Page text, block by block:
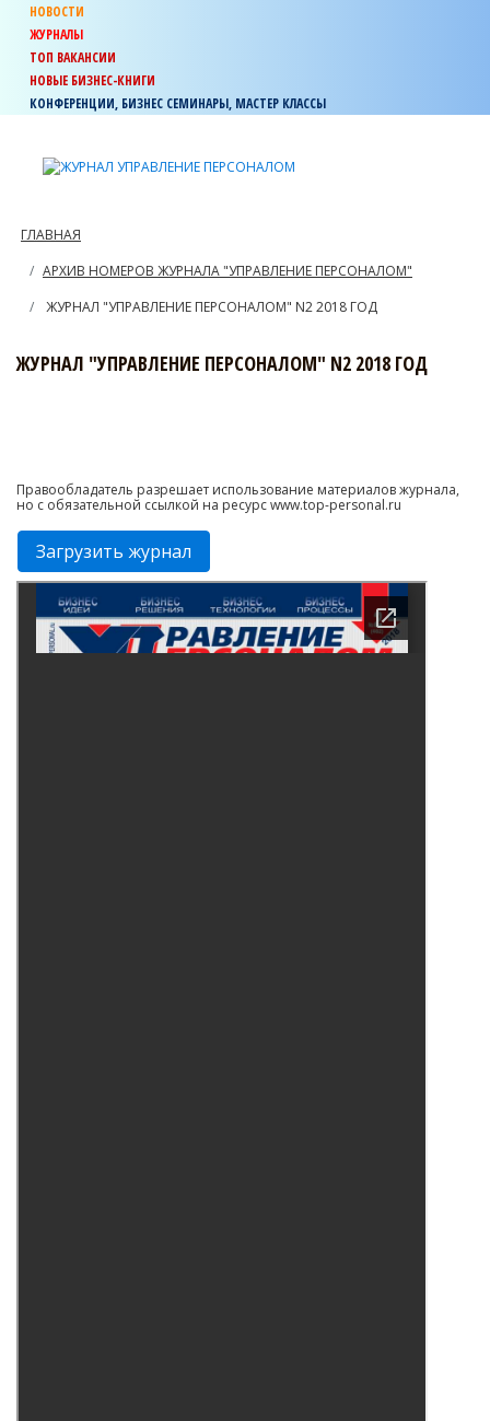
НОВОСТИ
ЖУРНАЛЫ
ТОП ВАКАНСИИ
НОВЫЕ БИЗНЕС-КНИГИ
КОНФЕРЕНЦИИ, БИЗНЕС СЕМИНАРЫ, МАСТЕР КЛАССЫ
ГЛАВНАЯ
АРХИВ НОМЕРОВ ЖУРНАЛА "УПРАВЛЕНИЕ ПЕРСОНАЛОМ"
ЖУРНАЛ "УПРАВЛЕНИЕ ПЕРСОНАЛОМ" N2 2018 ГОД
ЖУРНАЛ "УПРАВЛЕНИЕ ПЕРСОНАЛОМ" N2 2018 ГОД
Правообладатель разрешает использование материалов журнала,
но с обязательной ссылкой на ресурс www.top-personal.ru
Загрузить журнал